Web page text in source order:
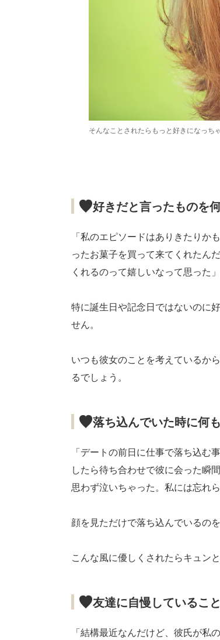
そんなことされたらもっと好きになっ
好きだと言ったものを
「私のエピソードはありきたり
ったお菓子を買って来てくれたん
くれるのって嬉しいなって思った
特に誕生日や記念日ではないのに
せん。
いつも彼女のことを考えているか
るでしょう。
落ち込んでいた時に何
「デートの前日に仕事で落ち込
したら待ち合わせで彼に会った瞬
思わず泣いちゃった。私には忘れ
顔を見ただけで落ち込んでいるの
こんな風に優しくされたらキュン
友達に自慢しているこ
「結構最近なんだけど、彼氏が